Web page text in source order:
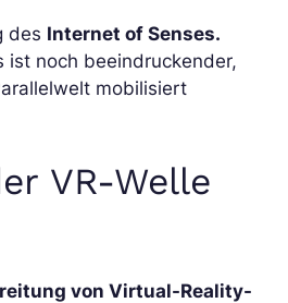
des Internet of Senses.
ist noch beeindruckender,
mobilisiert
VR-Welle
von Virtual-Reality-